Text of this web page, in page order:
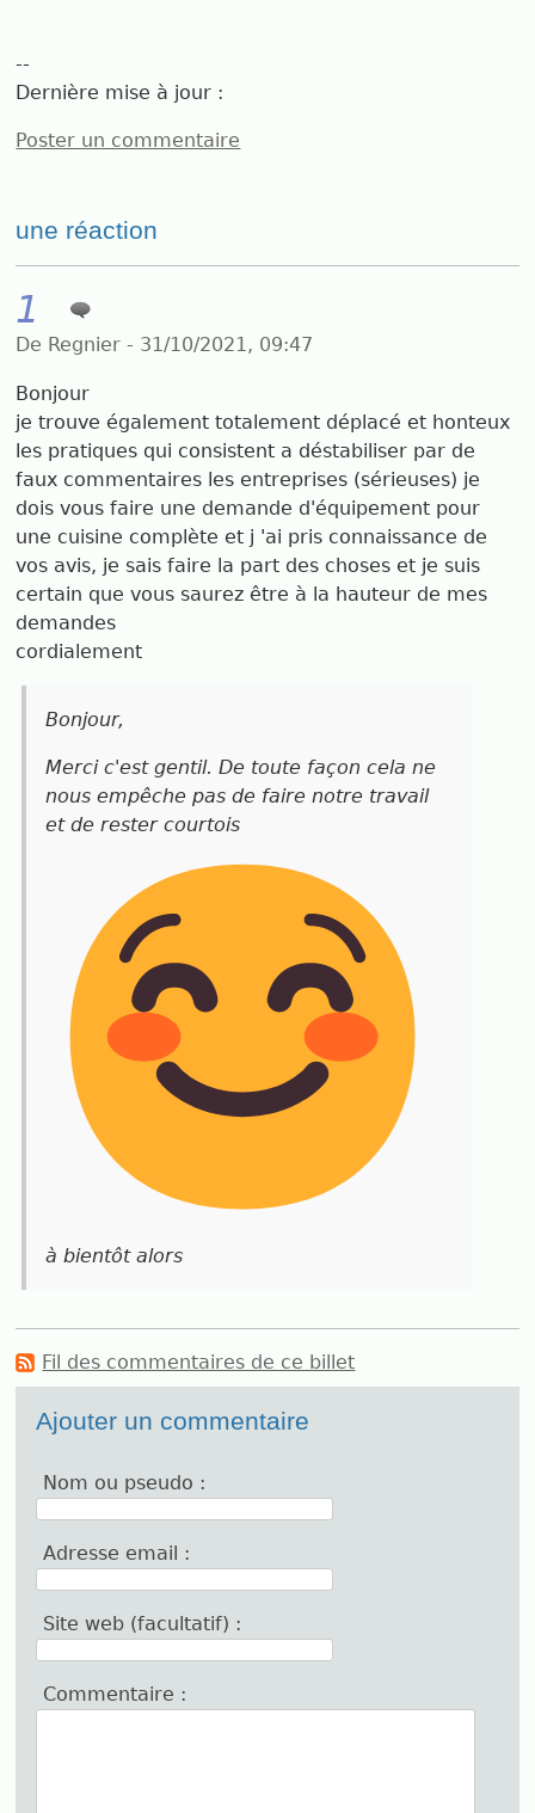
--
Dernière mise à jour :
Poster un commentaire
une réaction
1
De Regnier - 31/10/2021, 09:47
Bonjour
je trouve également totalement déplacé et honteux
les pratiques qui consistent a déstabiliser par de
faux commentaires les entreprises (sérieuses) je
dois vous faire une demande d'équipement pour
une cuisine complète et j 'ai pris connaissance de
vos avis, je sais faire la part des choses et je suis
certain que vous saurez être à la hauteur de mes
demandes
cordialement
Bonjour,
Merci c'est gentil. De toute façon cela ne
nous empêche pas de faire notre travail
et de rester courtois
à bientôt alors
Fil des commentaires de ce billet
Ajouter un commentaire
Nom ou pseudo :
Adresse email :
Site web (facultatif) :
Commentaire :